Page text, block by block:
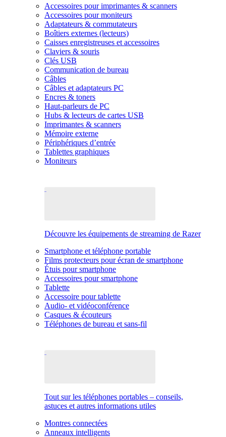
Accessoires pour imprimantes & scanners
Accessoires pour moniteurs
Adaptateurs & commutateurs
Boîtiers externes (lecteurs)
Caisses enregistreuses et accessoires
Claviers & souris
Clés USB
Communication de bureau
Câbles
Câbles et adaptateurs PC
Encres & toners
Haut-parleurs de PC
Hubs & lecteurs de cartes USB
Imprimantes & scanners
Mémoire externe
Périphériques d’entrée
Tablettes graphiques
Moniteurs
Découvre les équipements de streaming de Razer
Smartphone et téléphone portable
Films protecteurs pour écran de smartphone
Étuis pour smartphone
Accessoires pour smartphone
Tablette
Accessoire pour tablette
Audio- et vidéoconférence
Casques & écouteurs
Téléphones de bureau et sans-fil
Tout sur les téléphones portables – conseils,
astuces et autres informations utiles
Montres connectées
Anneaux intelligents